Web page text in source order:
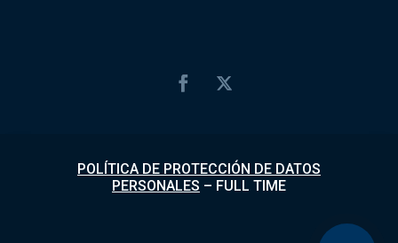
POLÍTICA DE PROTECCIÓN DE DATOS
PERSONALES – FULL TIME